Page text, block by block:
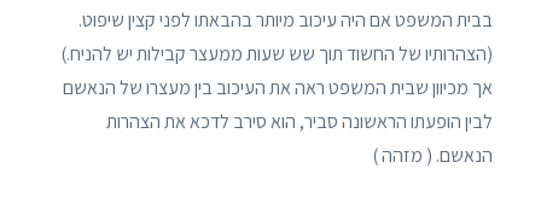
בבית המשפט אם היה עיכוב מיותר בהבאתו לפני קצין שיפוט.
(הצהרותיו של החשוד תוך שש שעות ממעצר קבילות יש להניח.)
אך מכיוון שבית המשפט ראה את העיכוב בין מעצרו של הנאשם
לבין הופעתו הראשונה סביר, הוא סירב לדכא את הצהרות
הנאשם. ( מזהה )